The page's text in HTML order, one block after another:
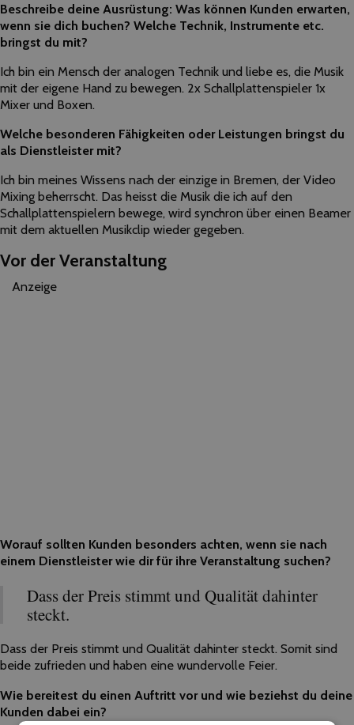
Beschreibe deine Ausrüstung: Was können Kunden erwarten,
wenn sie dich buchen? Welche Technik, Instrumente etc.
bringst du mit?
Ich bin ein Mensch der analogen Technik und liebe es, die Musik
mit der eigene Hand zu bewegen. 2x Schallplattenspieler 1x
Mixer und Boxen.
Welche besonderen Fähigkeiten oder Leistungen bringst du
als Dienstleister mit?
Ich bin meines Wissens nach der einzige in Bremen, der Video
Mixing beherrscht. Das heisst die Musik die ich auf den
Schallplattenspielern bewege, wird synchron über einen Beamer
mit dem aktuellen Musikclip wieder gegeben.
Vor der Veranstaltung
Anzeige
Worauf sollten Kunden besonders achten, wenn sie nach
einem Dienstleister wie dir für ihre Veranstaltung suchen?
Dass der Preis stimmt und Qualität dahinter
steckt.
Dass der Preis stimmt und Qualität dahinter steckt. Somit sind
beide zufrieden und haben eine wundervolle Feier.
Wie bereitest du einen Auftritt vor und wie beziehst du deine
Kunden dabei ein?